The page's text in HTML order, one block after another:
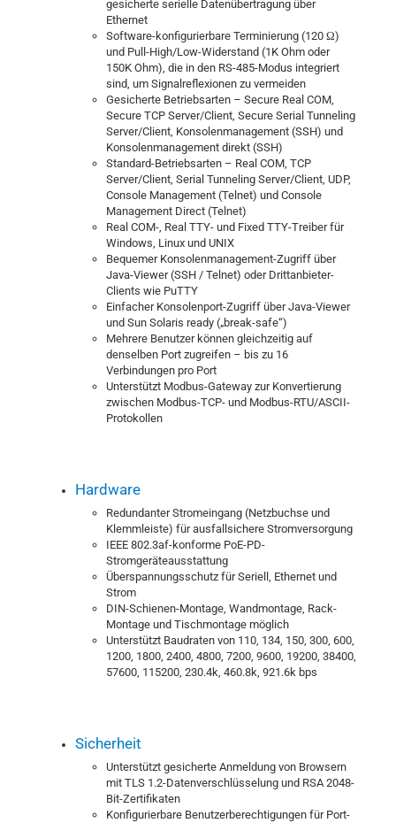
gesicherte serielle Datenübertragung über
Ethernet
Software-konfigurierbare Terminierung (120 Ω)
und Pull-High/Low-Widerstand (1K Ohm oder
150K Ohm), die in den RS-485-Modus integriert
sind, um Signalreflexionen zu vermeiden
Gesicherte Betriebsarten – Secure Real COM,
Secure TCP Server/Client, Secure Serial Tunneling
Server/Client, Konsolenmanagement (SSH) und
Konsolenmanagement direkt (SSH)
Standard-Betriebsarten – Real COM, TCP
Server/Client, Serial Tunneling Server/Client, UDP,
Console Management (Telnet) und Console
Management Direct (Telnet)
Real COM-, Real TTY- und Fixed TTY-Treiber für
Windows, Linux und UNIX
Bequemer Konsolenmanagement-Zugriff über
Java-Viewer (SSH / Telnet) oder Drittanbieter-
Clients wie PuTTY
Einfacher Konsolenport-Zugriff über Java-Viewer
und Sun Solaris ready („break-safe“)
Mehrere Benutzer können gleichzeitig auf
denselben Port zugreifen – bis zu 16
Verbindungen pro Port
Unterstützt Modbus-Gateway zur Konvertierung
zwischen Modbus-TCP- und Modbus-RTU/ASCII-
Protokollen
Hardware
Redundanter Stromeingang (Netzbuchse und
Klemmleiste) für ausfallsichere Stromversorgung
IEEE 802.3af-konforme PoE-PD-
Stromgeräteausstattung
Überspannungsschutz für Seriell, Ethernet und
Strom
DIN-Schienen-Montage, Wandmontage, Rack-
Montage und Tischmontage möglich
Unterstützt Baudraten von 110, 134, 150, 300, 600,
1200, 1800, 2400, 4800, 7200, 9600, 19200, 38400,
57600, 115200, 230.4k, 460.8k, 921.6k bps
Sicherheit
Unterstützt gesicherte Anmeldung von Browsern
mit TLS 1.2-Datenverschlüsselung und RSA 2048-
Bit-Zertifikaten
Konfigurierbare Benutzerberechtigungen für Port-